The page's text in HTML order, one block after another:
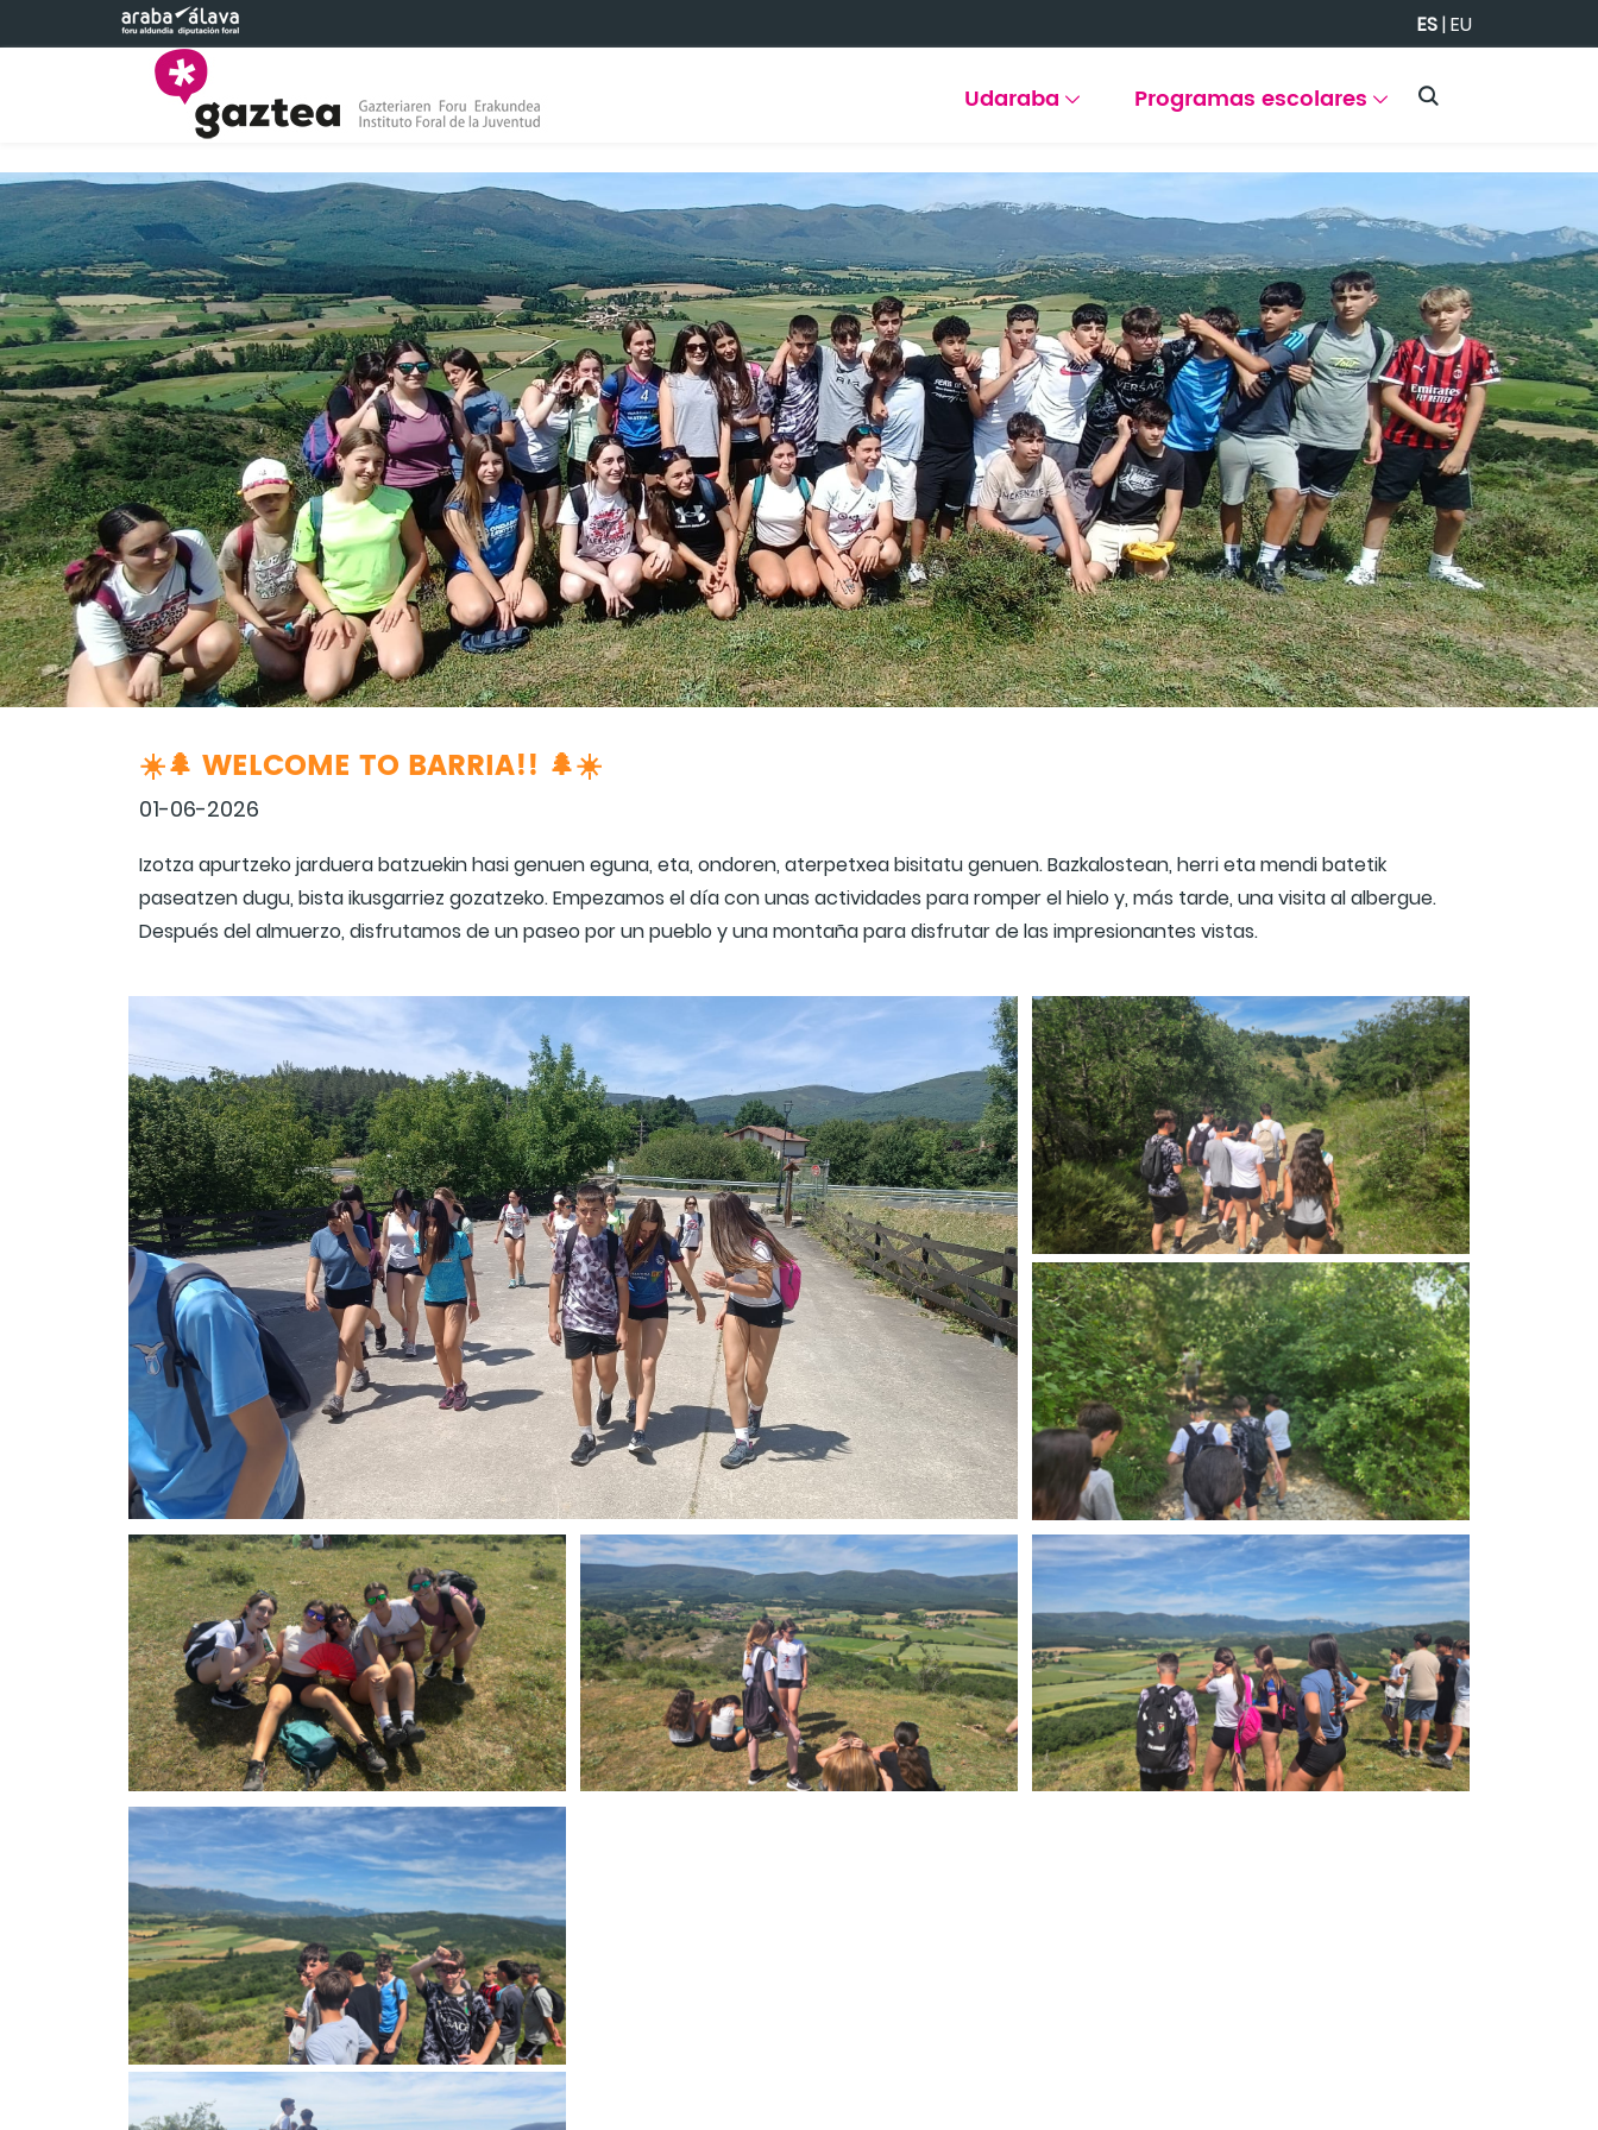
Saltar al contenido principal ES|EU
Udaraba Programas escolares
☀️🌲 WELCOME TO BARRIA!! 🌲☀️
01-06-2026
Izotza apurtzeko jarduera batzuekin hasi genuen eguna, eta, ondoren, aterpetxea bisitatu genuen. Bazkalostean, herri eta mendi batetik
paseatzen dugu, bista ikusgarriez gozatzeko. Empezamos el día con unas actividades para romper el hielo y, más tarde, una visita al albergue.
Después del almuerzo, disfrutamos de un paseo por un pueblo y una montaña para disfrutar de las impresionantes vistas.